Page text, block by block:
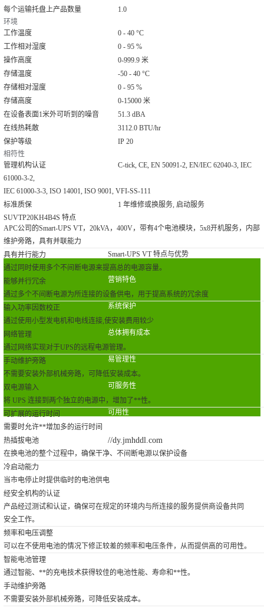
每个运输托盘上产品数量
1.0
环境
工作温度
0 - 40 °C
工作相对湿度
0 - 95 %
操作高度
0-999.9 米
存储温度
-50 - 40 °C
存储相对湿度
0 - 95 %
存储高度
0-15000 米
在设备表面1米外可听到的噪音
51.3 dBA
在线热耗散
3112.0 BTU/hr
保护等级
IP 20
相符性
管理机构认证
C-tick, CE, EN 50091-2, EN/IEC 62040-3, IEC
61000-3-2,
IEC 61000-3-3, ISO 14001, ISO 9001, VFI-SS-111
标准质保
1 年维修或换服务, 启动服务
SUVTP20KH4B4S 特点
APC公司的Smart-UPS VT，20kVA，400V，带有4个电池模块，5x8开机服务，内部
维护旁路，具有并联能力
具有并行能力
通过同时使用多个不间断电源来提高总的电源容量。
能够并行冗余
通过多个不间断电源为所连接的设备供电，用于提高系统的冗余度
Smart-UPS VT 特点与优势
营销特色
输入功率因数校正
通过使用小型发电机和电线连接,使安装费用较少
网络管理
通过网络实现对于UPS的远程电源管理。
手动维护旁路
不需要安装外部机械旁路，可降低安装成本。
双电源输入
将 UPS 连接到两个独立的电源中，增加了**性。
可扩展的运行时间
需要时允许**增加多的运行时间
热插拔电池
在换电池的整个过程中，确保干净、不间断电源以保护设备
系统保护
冷启动能力
当市电停止时提供临时的电池供电
经安全机构的认证
产品经过测试和认证，确保可在规定的环境内与所连接的服务提供商设备共同
安全工作。
频率和电压调整
可以在不使用电池的情况下修正较差的频率和电压条件，从而提供高的可用性。
总体拥有成本
智能电池管理
通过智能、**的充电技术获得较佳的电池性能、寿命和**性。
手动维护旁路
不需要安装外部机械旁路，可降低安装成本。
易管理性
可服务性
可用性
//dy.jmhddl.com